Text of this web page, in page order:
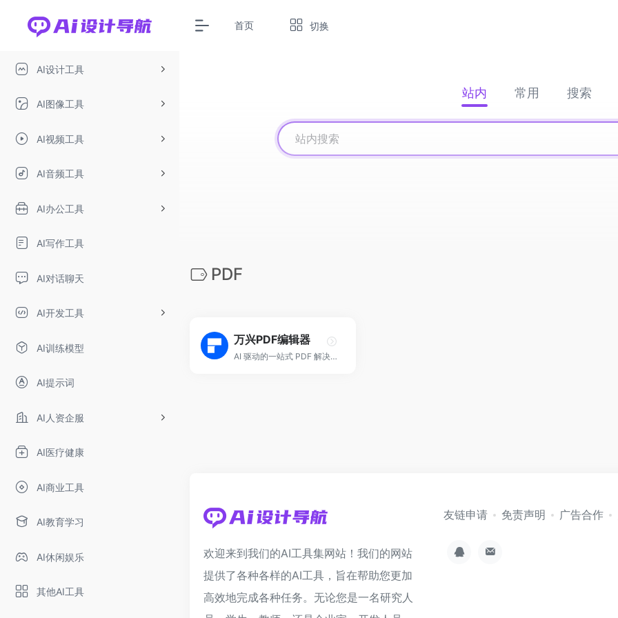
AI设计工具
AI图像工具
AI视频工具
AI音频工具
AI办公工具
AI写作工具
AI对话聊天
AI开发工具
AI训练模型
AI提示词
AI人资企服
AI医疗健康
AI商业工具
AI教育学习
AI休闲娱乐
其他AI工具
首页 切换
站内 常用 搜索
PDF
万兴PDF编辑器
AI 驱动的一站式 PDF 解决方案！
欢迎来到我们的AI工具集网站！我们的网站
提供了各种各样的AI工具，旨在帮助您更加
高效地完成各种任务。无论您是一名研究人
友链申请 免责声明 广告合作